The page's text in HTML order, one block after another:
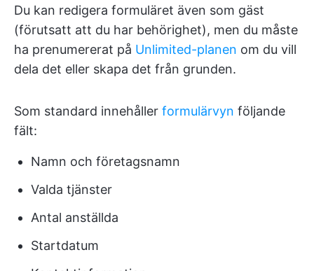
Du kan redigera formuläret även som gäst
(förutsatt att du har behörighet), men du måste
ha prenumererat på Unlimited-planen om du vill
dela det eller skapa det från grunden.
Som standard innehåller formulärvyn följande
fält:
Namn och företagsnamn
Valda tjänster
Antal anställda
Startdatum